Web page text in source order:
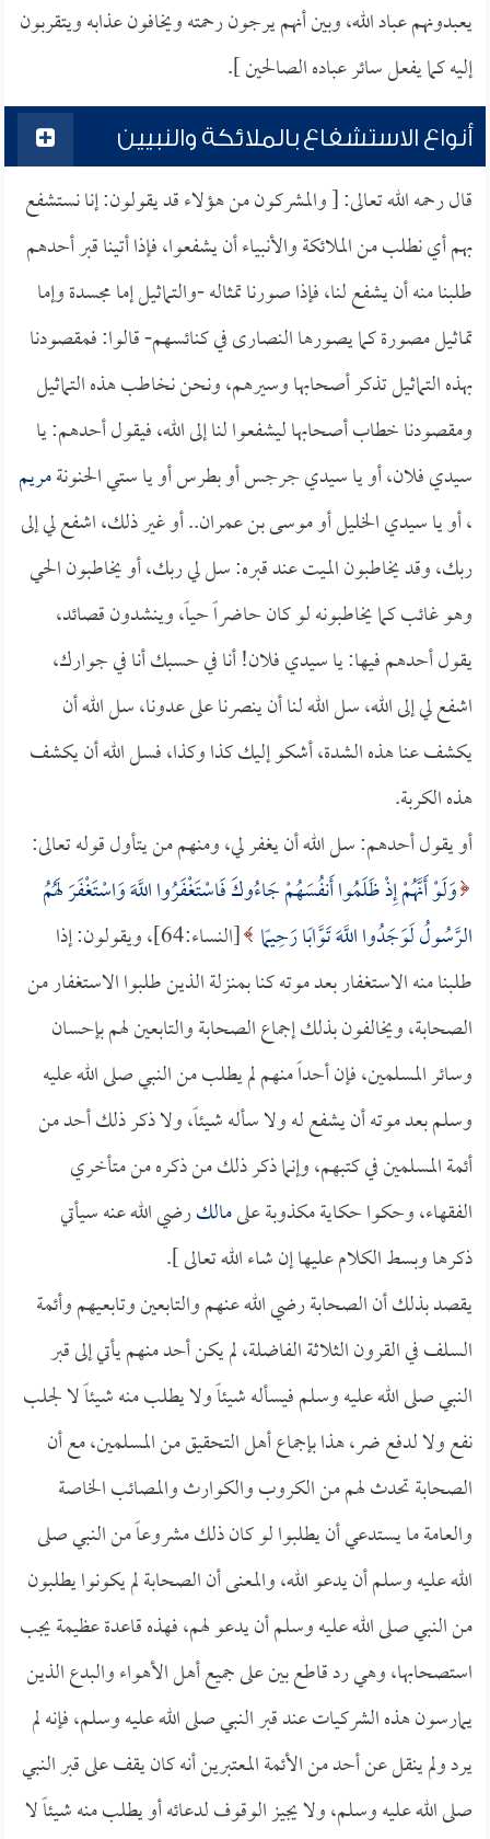
يعبدونهم عباد الله، وبين أنهم يرجون رحمته ويخافون عذابه ويتقربون
إليه كما يفعل سائر عباده الصالحين ].
أنواع الاستشفاع بالملائكة والنبيين
قال رحمه الله تعالى: [ والمشركون من هؤلاء قد يقولون: إنا نستشفع
بهم أي نطلب من الملائكة والأنبياء أن يشفعوا، فإذا أتينا قبر أحدهم
طلبنا منه أن يشفع لنا، فإذا صورنا تمثاله -والتماثيل إما مجسدة وإما
تماثيل مصورة كما يصورها النصارى في كنائسهم- قالوا: فمقصودنا
بهذه التماثيل تذكر أصحابها وسيرهم، ونحن نخاطب هذه التماثيل
ومقصودنا خطاب أصحابها ليشفعوا لنا إلى الله، فيقول أحدهم: يا
سيدي فلان، أو يا سيدي جرجس أو بطرس أو يا ستي الحنونةمريم
، أو يا سيدي الخليل أو موسى بن عمران.. أو غير ذلك، اشفع لي إلى
ربك، وقد يخاطبون الميت عند قبره: سل لي ربك، أو يخاطبون الحي
وهو غائب كما يخاطبونه لو كان حاضراً حياً، وينشدون قصائد،
يقول أحدهم فيها: يا سيدي فلان! أنا في حسبك أنا في جوارك،
اشفع لي إلى الله، سل الله لنا أن ينصرنا على عدونا، سل الله أن
يكشف عنا هذه الشدة، أشكو إليك كذا وكذا، فسل الله أن يكشف
هذه الكربة.
أو يقول أحدهم: سل الله أن يغفر لي، ومنهم من يتأول قوله تعالى:
وَلَوْ أَنَّهُمْ إِذْ ظَلَمُوا أَنفُسَهُمْ جَاءُوكَ فَاسْتَغْفَرُوا اللَّهَ وَاسْتَغْفَرَ لَهُمُ
الرَّسُولُ لَوَجَدُوا اللَّهَ تَوَّابًا رَحِيمًا
[النساء:64]، ويقولون: إذا
طلبنا منه الاستغفار بعد موته كنا بمنزلة الذين طلبوا الاستغفار من
الصحابة، ويخالفون بذلك إجماع الصحابة والتابعين لهم بإحسان
وسائر المسلمين، فإن أحداً منهم لم يطلب من النبي صلى الله عليه
وسلم بعد موته أن يشفع له ولا سأله شيئاً، ولا ذكر ذلك أحد من
أئمة المسلمين في كتبهم، وإنما ذكر ذلك من ذكره من متأخري
الفقهاء، وحكوا حكاية مكذوبة علىمالكرضي الله عنه سيأتي
ذكرها وبسط الكلام عليها إن شاء الله تعالى ].
يقصد بذلك أن الصحابة رضي الله عنهم والتابعين وتابعيهم وأئمة
السلف في القرون الثلاثة الفاضلة، لم يكن أحد منهم يأتي إلى قبر
النبي صلى الله عليه وسلم فيسأله شيئاً ولا يطلب منه شيئاً لا لجلب
نفع ولا لدفع ضر، هذا بإجماع أهل التحقيق من المسلمين، مع أن
الصحابة تحدث لهم من الكروب والكوارث والمصائب الخاصة
والعامة ما يستدعي أن يطلبوا لو كان ذلك مشروعاً من النبي صلى
الله عليه وسلم أن يدعو الله، والمعنى أن الصحابة لم يكونوا يطلبون
من النبي صلى الله عليه وسلم أن يدعو لهم، فهذه قاعدة عظيمة يجب
استصحابها، وهي رد قاطع بين على جميع أهل الأهواء والبدع الذين
يمارسون هذه الشركيات عند قبر النبي صلى الله عليه وسلم، فإنه لم
يرد ولم ينقل عن أحد من الأئمة المعتبرين أنه كان يقف على قبر النبي
صلى الله عليه وسلم، ولا يجيز الوقوف لدعائه أو يطلب منه شيئاً لا